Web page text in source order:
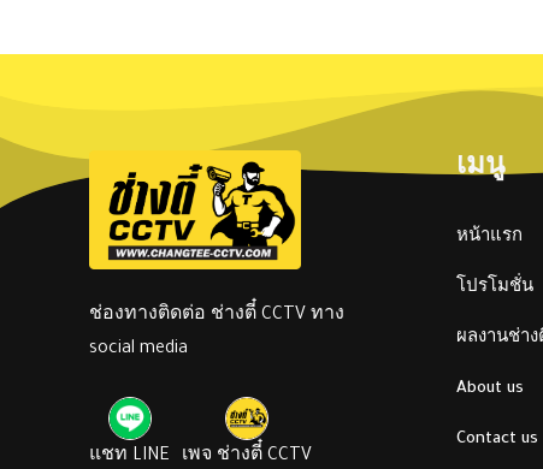
ช่องทางติดต่อ ช่างตี๋ CCTV ทาง
social media
แชท LINE เพจ ช่างตี๋ CCTV
เมนู
หน้าแรก
โปรโมชั่น
ผลงานช่าง
About us
Contact us